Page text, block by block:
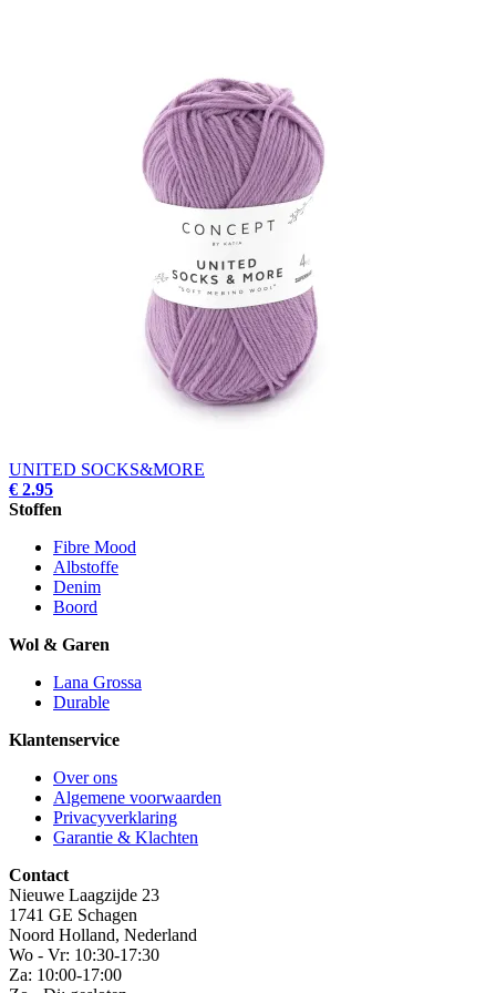
UNITED SOCKS&MORE
€ 2.95
Stoffen
Fibre Mood
Albstoffe
Denim
Boord
Wol & Garen
Lana Grossa
Durable
Klantenservice
Over ons
Algemene voorwaarden
Privacyverklaring
Garantie & Klachten
Contact
Nieuwe Laagzijde 23
1741 GE Schagen
Noord Holland, Nederland
Wo - Vr: 10:30-17:30
Za: 10:00-17:00